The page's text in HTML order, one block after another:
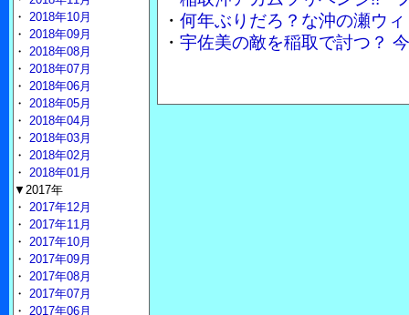
・ 何年ぶりだろ？な沖の瀬ウ
・ 宇佐美の敵を稲取で討つ？
・ 2018年10月
・ 2018年09月
・ 2018年08月
・ 2018年07月
・ 2018年06月
・ 2018年05月
・ 2018年04月
・ 2018年03月
・ 2018年02月
・ 2018年01月
▼2017年
・ 2017年12月
・ 2017年11月
・ 2017年10月
・ 2017年09月
・ 2017年08月
・ 2017年07月
・ 2017年06月